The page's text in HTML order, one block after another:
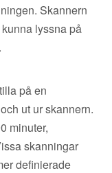
Skannern
lyssna på
på en
ut ur skannern.
minuter,
skanningar
definierade